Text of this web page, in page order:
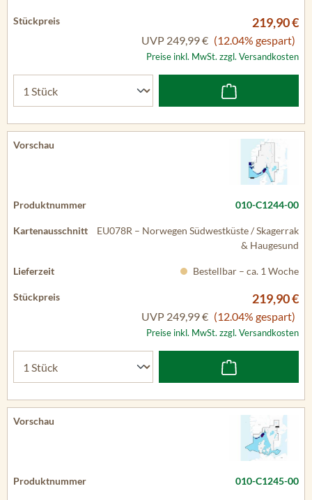
219,90 €
UVP 249,99 € (12.04% gespart)
Preise inkl. MwSt. zzgl. Versandkosten
010-C1244-00
EU078R – Norwegen Südwestküste / Skagerrak
& Haugesund
Bestellbar – ca. 1 Woche
219,90 €
UVP 249,99 € (12.04% gespart)
Preise inkl. MwSt. zzgl. Versandkosten
010-C1245-00